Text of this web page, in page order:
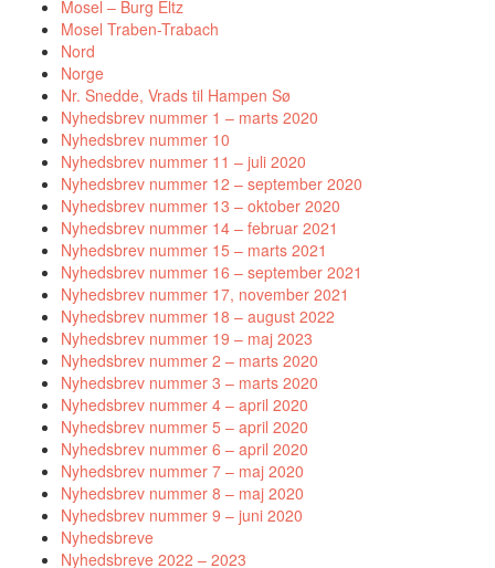
Mosel – Burg Eltz
Mosel Traben-Trabach
Nord
Norge
Nr. Snedde, Vrads til Hampen Sø
Nyhedsbrev nummer 1 – marts 2020
Nyhedsbrev nummer 10
Nyhedsbrev nummer 11 – juli 2020
Nyhedsbrev nummer 12 – september 2020
Nyhedsbrev nummer 13 – oktober 2020
Nyhedsbrev nummer 14 – februar 2021
Nyhedsbrev nummer 15 – marts 2021
Nyhedsbrev nummer 16 – september 2021
Nyhedsbrev nummer 17, november 2021
Nyhedsbrev nummer 18 – august 2022
Nyhedsbrev nummer 19 – maj 2023
Nyhedsbrev nummer 2 – marts 2020
Nyhedsbrev nummer 3 – marts 2020
Nyhedsbrev nummer 4 – april 2020
Nyhedsbrev nummer 5 – april 2020
Nyhedsbrev nummer 6 – april 2020
Nyhedsbrev nummer 7 – maj 2020
Nyhedsbrev nummer 8 – maj 2020
Nyhedsbrev nummer 9 – juni 2020
Nyhedsbreve
Nyhedsbreve 2022 – 2023